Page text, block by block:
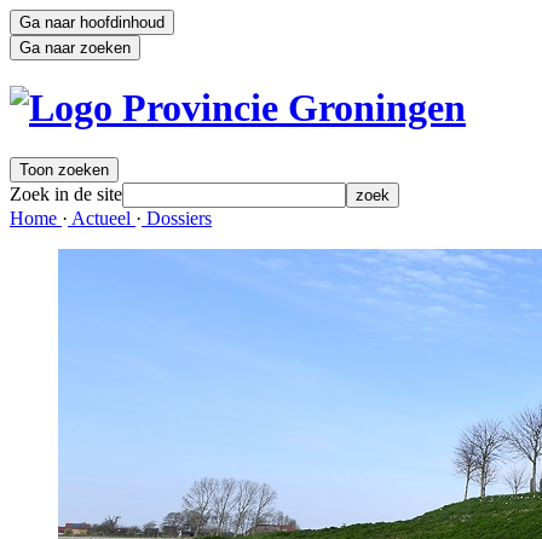
Ga naar hoofdinhoud
Ga naar zoeken
Toon zoeken
Zoek in de site zoek
Home · Actueel · Dossiers